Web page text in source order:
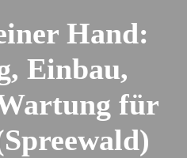
Hand:
Einbau,
für